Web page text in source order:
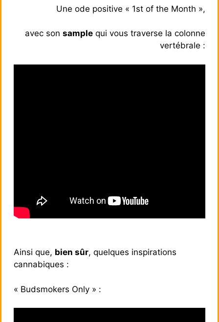
Une ode positive « 1st of the Month »,
avec son sample qui vous traverse la colonne
vertébrale :
Ainsi que, bien sûr, quelques inspirations
cannabiques :
« Budsmokers Only » :